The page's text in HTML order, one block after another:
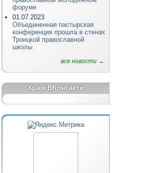
форуме
01.07.2023
Объединенная пастырская
конференция прошла в стенах
Троицкой православной
школы
все новости →
Храм ВКонтакте